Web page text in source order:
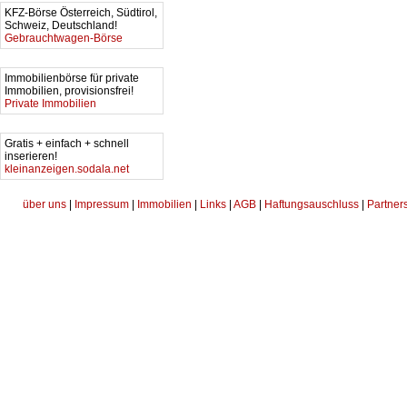
KFZ-Börse Österreich, Südtirol,
Schweiz, Deutschland!
Gebrauchtwagen-Börse
Immobilienbörse für private
Immobilien, provisionsfrei!
Private Immobilien
Gratis + einfach + schnell
inserieren!
kleinanzeigen.sodala.net
über uns Impressum Immobilien Links AGB Haftungsauschluss